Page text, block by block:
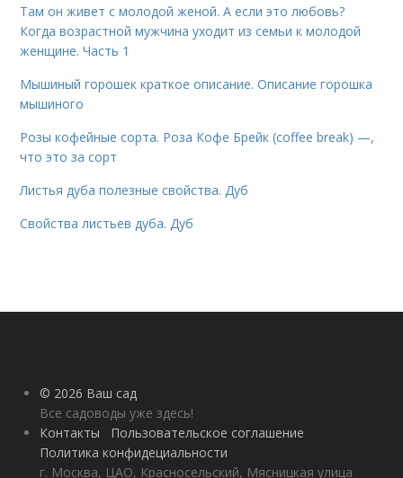
Там он живет с молодой женой. А если это любовь?
Когда возрастной мужчина уходит из семьи к молодой
женщине. Часть 1
Мышиный горошек краткое описание. Описание горошка
мышиного
Розы кофейные сорта. Роза Кофе Брейк (coffee break) —,
что это за сорт
Листья дуба полезные свойства. Дуб
Свойства листьев дуба. Дуб
© 2026 Ваш сад
Все садоводы уже здесь!
Контакты
Пользовательское соглашение
Политика конфидециальности
г. Москва, ЦАО, Красносельский, Мясницкая улица